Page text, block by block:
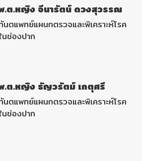
.ต.หญิง จีนารัตน์ ดวงสุวรรณ
นตแพทย์แผนกตรวจและพิเคราะห์โรค
นช่องปาก
.ต.หญิง ธัญวรัตม์ เกตุศรี
นตแพทย์แผนกตรวจและพิเคราะห์โรค
นช่องปาก